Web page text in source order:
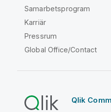
Samarbetsprogram
Karriär
Pressrum
Global Office/Contact
Qlik